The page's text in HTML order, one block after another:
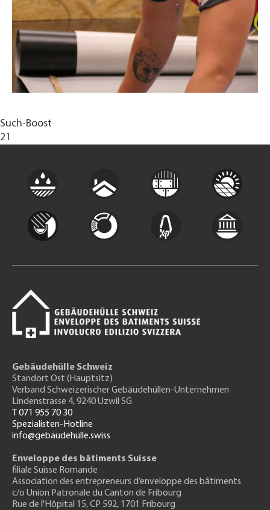
Such-Boost
21
Gebäudehülle Schweiz
Standort Ost (Hauptsitz)
Verband Schweizerischer Gebäudehüllen-Unternehmen
Lindenstrasse 4, 9240 Uzwil SG
T 071 955 70 30
Spezialisten-Hotline
info@gebäudehülle.swiss
Enveloppe des bâtiments Suisse
filiale Suisse Romande
Association des entrepreneurs d’enveloppe des bâtiments
c/o Union Patronale du Canton de Fribourg
Rue de l'Hôpital 15, CP 592, 1701 Fribourg